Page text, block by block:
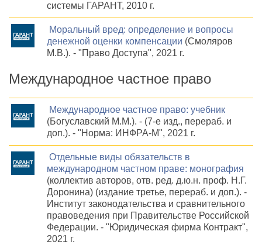
системы ГАРАНТ, 2010 г.
Моральный вред: определение и вопросы
денежной оценки компенсации (Смоляров
М.В.). - "Право Доступа", 2021 г.
Международное частное право
Международное частное право: учебник
(Богуславский М.М.). - (7-е изд., перераб. и
доп.). - "Норма: ИНФРА-М", 2021 г.
Отдельные виды обязательств в
международном частном праве: монография
(коллектив авторов, отв. ред. д.ю.н. проф. Н.Г.
Доронина) (издание третье, перераб. и доп.). -
Институт законодательства и сравнительного
правоведения при Правительстве Российской
Федерации. - "Юридическая фирма Контракт",
2021 г.